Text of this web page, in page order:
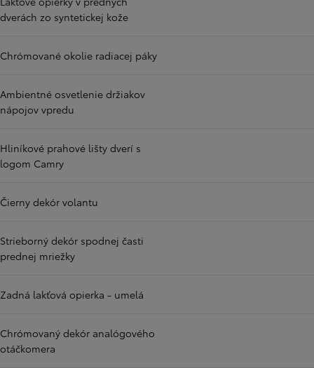
dverách zo syntetickej kože
Chrómované okolie radiacej páky
Ambientné osvetlenie držiakov
nápojov vpredu
Hliníkové prahové lišty dverí s
logom Camry
Čierny dekór volantu
Strieborný dekór spodnej časti
prednej mriežky
Zadná lakťová opierka - umelá
Chrómovaný dekór analógového
otáčkomera